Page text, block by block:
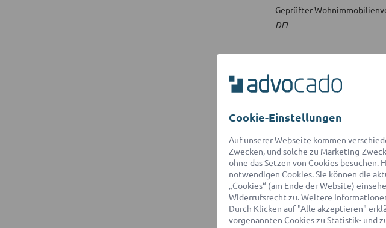
Geprüfter
DFI
Studium
Ausbildungsstätte
Cookie-Einstellungen
Auf unserer Webseite kommen
Zwecken, und solche zu Marketing-
ohne das Setzen von Cookies
notwendigen Cookies. Sie können die
„Cookies“ (am Ende der Website)
Widerrufsrecht zu. Weitere
Durch Klicken auf "Alle akzeptieren"
vorgenannten Cookies zu Statistik- und